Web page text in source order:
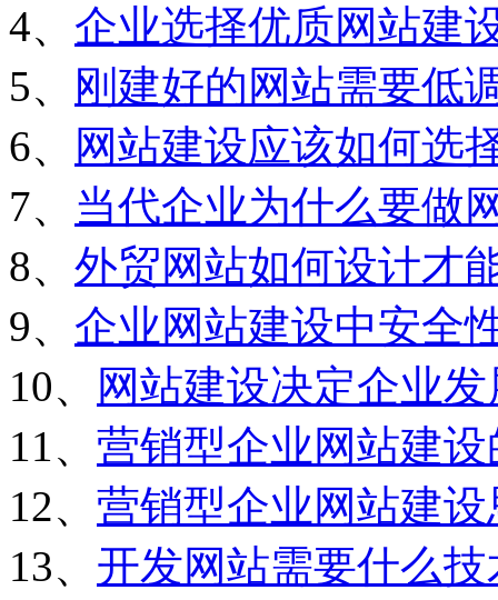
4、 企业选择优质网站建
5、
刚建好的网站需要低
6、
网站建设应该如何选
7、 当代企业为什么要做
8、 外贸网站如何设计才
9、 企业网站建设中安全
10、
网站建设决定企业
11、 营销型企业网站建
12、 营销型企业网站建设
13、 开发网站需要什么技